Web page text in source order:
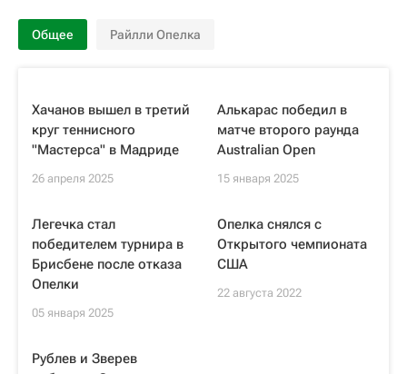
Общее Райлли Опелка
Хачанов вышел в третий
круг теннисного
"Мастерса" в Мадриде
26 апреля 2025
Алькарас победил в
матче второго раунда
Australian Open
15 января 2025
Легечка стал
победителем турнира в
Брисбене после отказа
Опелки
05 января 2025
Опелка снялся с
Открытого чемпионата
США
22 августа 2022
Рублев и Зверев